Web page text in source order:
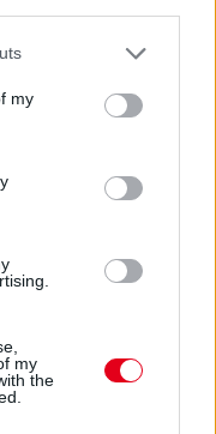
one or more Google
You may click to
third-party tags to
in below Google
my
my
the
a Cadillac